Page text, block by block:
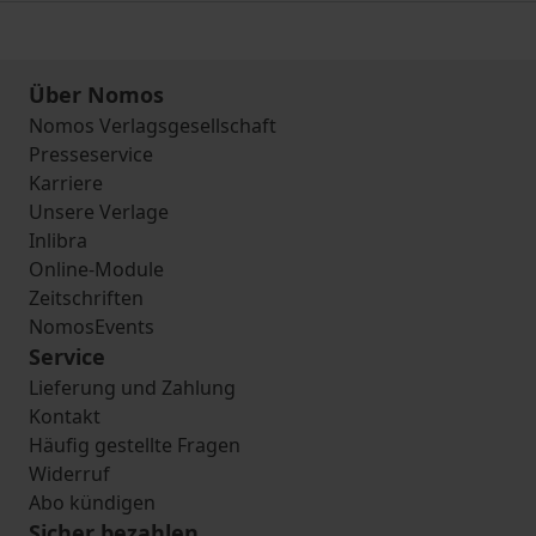
Über Nomos
Nomos Verlagsgesellschaft
Presseservice
Karriere
Unsere Verlage
Inlibra
Online-Module
Zeitschriften
NomosEvents
Service
Lieferung und Zahlung
Kontakt
Häufig gestellte Fragen
Widerruf
Abo kündigen